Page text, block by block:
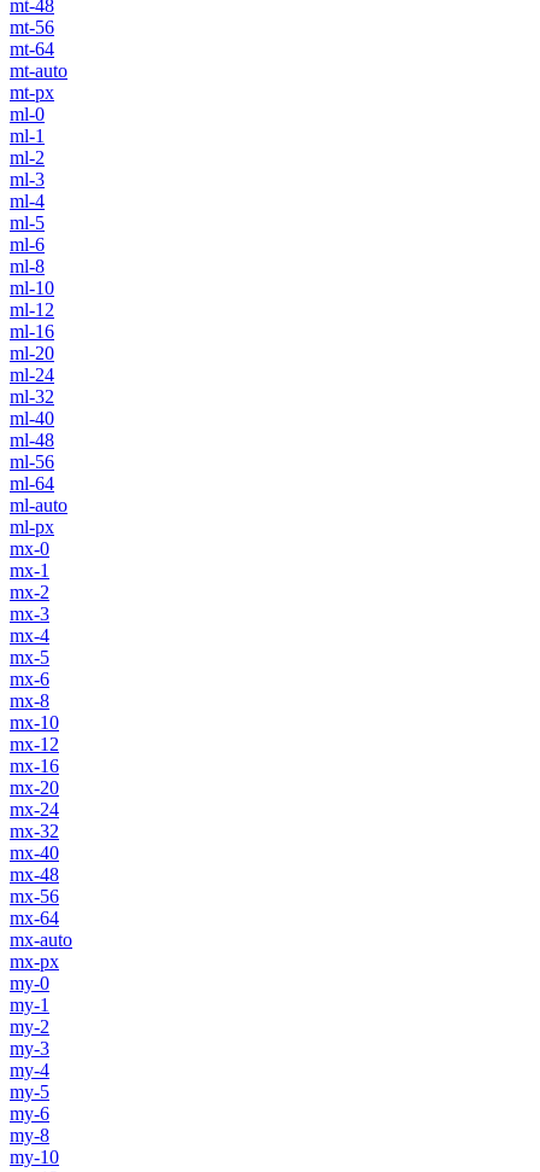
mt-48
mt-56
mt-64
mt-auto
mt-px
ml-0
ml-1
ml-2
ml-3
ml-4
ml-5
ml-6
ml-8
ml-10
ml-12
ml-16
ml-20
ml-24
ml-32
ml-40
ml-48
ml-56
ml-64
ml-auto
ml-px
mx-0
mx-1
mx-2
mx-3
mx-4
mx-5
mx-6
mx-8
mx-10
mx-12
mx-16
mx-20
mx-24
mx-32
mx-40
mx-48
mx-56
mx-64
mx-auto
mx-px
my-0
my-1
my-2
my-3
my-4
my-5
my-6
my-8
my-10